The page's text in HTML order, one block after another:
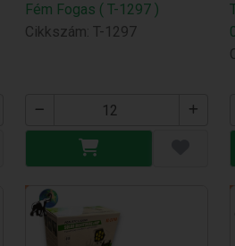
Fém Fogas ( T-1297 )
Cikkszám: T-1297